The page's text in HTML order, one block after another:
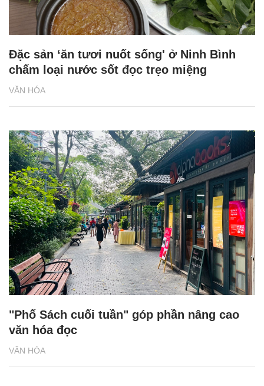
VĂN HÓA
Đặc sản ‘ăn tươi nuốt sống' ở Ninh Bình
chấm loại nước sốt đọc trẹo miệng
VĂN HÓA
"Phố Sách cuối tuần" góp phần nâng cao
văn hóa đọc